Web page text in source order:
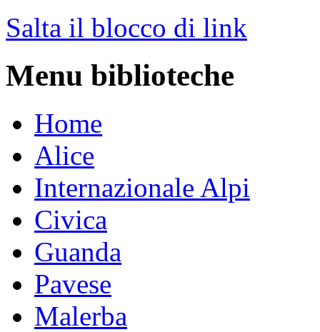
Salta il blocco di link
Menu biblioteche
Home
Alice
Internazionale Alpi
Civica
Guanda
Pavese
Malerba